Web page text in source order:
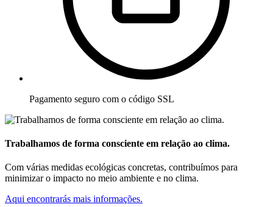
Pagamento seguro com o código SSL
Trabalhamos de forma consciente em relação ao clima.
Com várias medidas ecológicas concretas, contribuímos para
minimizar o impacto no meio ambiente e no clima.
Aqui encontrarás mais informações.